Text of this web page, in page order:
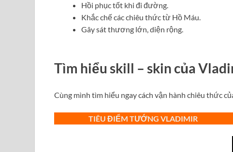
Hồi phục tốt khi đi đường.
Khắc chế các chiêu thức từ Hồ Máu.
Gây sát thương lớn, diện rộng.
Tìm hiểu skill – skin của
Cùng mình tìm hiểu ngay cách vận hành chiêu thức
TIÊU ĐIỂM TƯỚNG VLADIMIR